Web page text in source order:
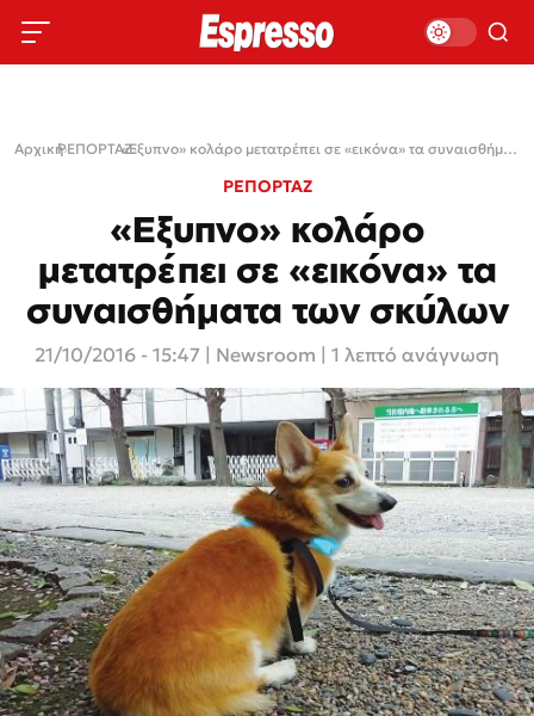
Αρχική›
ΡΕΠΟΡΤΑΖ› «Εξυπνο» κολάρο μετατρέπει σε «εικόνα» τα συναισθήματα των σκύλων
ΡΕΠΟΡΤΑΖ
«Εξυπνο» κολάρο
μετατρέπει σε «εικόνα» τα
συναισθήματα των σκύλων
21/10/2016 - 15:47 Newsroom | 1 λεπτό ανάγνωση